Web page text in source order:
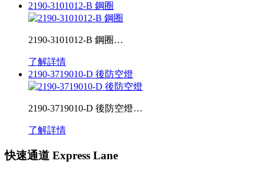
2190-3101012-B 鋼圈
2190-3101012-B 鋼圈…
了解詳情
2190-3719010-D 後防空燈
2190-3719010-D 後防空燈…
了解詳情
快速通道 Express Lane